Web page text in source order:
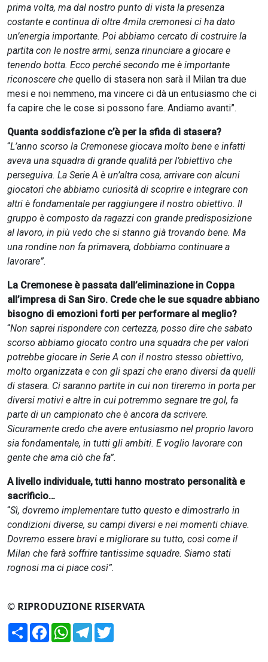
prima volta, ma dal nostro punto di vista la presenza
costante e continua di oltre 4mila cremonesi ci ha dato
un’energia importante. Poi abbiamo cercato di costruire la
partita con le nostre armi, senza rinunciare a giocare e
tenendo botta. Ecco perché secondo me è importante
riconoscere che quello di stasera non sarà il Milan tra due
mesi e noi nemmeno, ma vincere ci dà un entusiasmo che ci
fa capire che le cose si possono fare. Andiamo avanti”.
Quanta soddisfazione c’è per la sfida di stasera?
“L’anno scorso la Cremonese giocava molto bene e infatti
aveva una squadra di grande qualità per l’obiettivo che
perseguiva. La Serie A è un’altra cosa, arrivare con alcuni
giocatori che abbiamo curiosità di scoprire e integrare con
altri è fondamentale per raggiungere il nostro obiettivo. Il
gruppo è composto da ragazzi con grande predisposizione
al lavoro, in più vedo che si stanno già trovando bene. Ma
una rondine non fa primavera, dobbiamo continuare a
lavorare”.
La Cremonese è passata dall’eliminazione in Coppa
all’impresa di San Siro. Crede che le sue squadre abbiano
bisogno di emozioni forti per performare al meglio?
“Non saprei rispondere con certezza, posso dire che sabato
scorso abbiamo giocato contro una squadra che per valori
potrebbe giocare in Serie A con il nostro stesso obiettivo,
molto organizzata e con gli spazi che erano diversi da quelli
di stasera. Ci saranno partite in cui non tireremo in porta per
diversi motivi e altre in cui potremmo segnare tre gol, fa
parte di un campionato che è ancora da scrivere.
Sicuramente credo che avere entusiasmo nel proprio lavoro
sia fondamentale, in tutti gli ambiti. E voglio lavorare con
gente che ama ciò che fa”.
A livello individuale, tutti hanno mostrato personalità e
sacrificio…
“Sì, dovremo implementare tutto questo e dimostrarlo in
condizioni diverse, su campi diversi e nei momenti chiave.
Dovremo essere bravi e migliorare su tutto, così come il
Milan che farà soffrire tantissime squadre. Siamo stati
rognosi ma ci piace così”.
© RIPRODUZIONE RISERVATA
CondividiFacebookWhatsApp
Telegram